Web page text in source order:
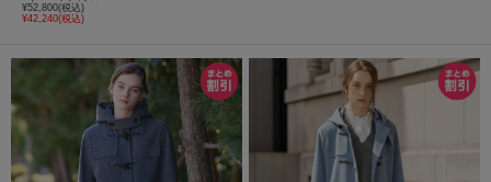
¥52,800(税込)
¥42,240(税込)